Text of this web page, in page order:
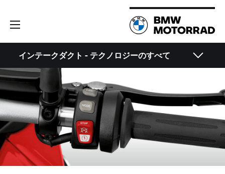
インテークダクト - テクノロジーのすべて